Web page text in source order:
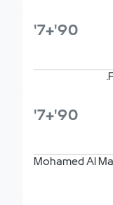
90'+7'
90'+7'
Mohamed Al